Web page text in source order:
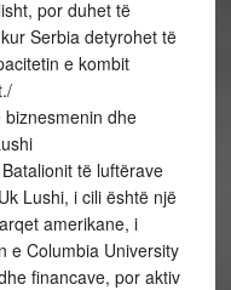
por duhet të
Serbia detyrohet të
e kombit
dhe
të luftërave
Lushi, i cili është një
amerikane, i
e Columbia University
financave, por aktiv